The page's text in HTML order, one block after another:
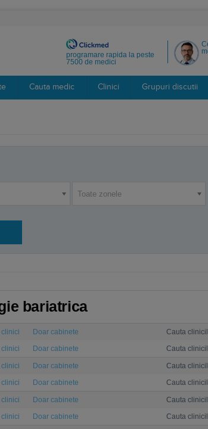
programare rapida la peste
7500 de medici
Cauta medic Clinici Grupuri discutii
Toate zonele
bariatrica
clinici Doar cabinete
Cauta
clinici Doar cabinete Cauta
clinici Doar cabinete
Cauta
clinici Doar cabinete Cauta
clinici Doar cabinete
Cauta
clinici Doar cabinete Cauta